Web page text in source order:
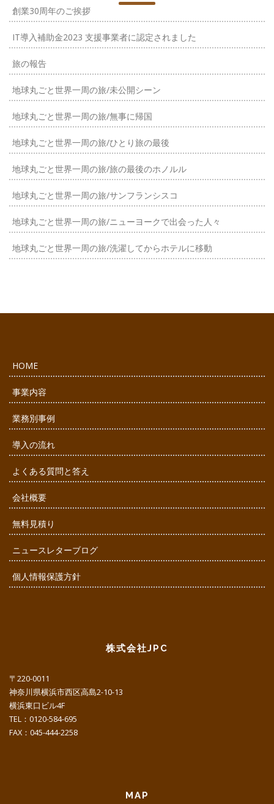
創業30周年のご挨拶
IT導入補助金2023 支援事業者に認定されました
旅の報告
地球丸ごと世界一周の旅/未公開シーン
地球丸ごと世界一周の旅/無事に帰国
地球丸ごと世界一周の旅/ひとり旅の最後
地球丸ごと世界一周の旅/旅の最後のホノルル
地球丸ごと世界一周の旅/サンフランシスコ
地球丸ごと世界一周の旅/ニューヨークで出会った人々
地球丸ごと世界一周の旅/洗濯してからホテルに移動
HOME
事業内容
業務別事例
導入の流れ
よくある質問と答え
会社概要
無料見積り
ニュースレターブログ
個人情報保護方針
株式会社JPC
〒220-0011
神奈川県横浜市西区高島2-10-13
横浜東口ビル4F
TEL：0120-584-695
FAX：045-444-2258
MAP